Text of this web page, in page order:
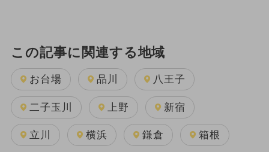
この記事に関連する地域
お台場 品川 八王子
二子玉川 上野 新宿
立川 横浜 鎌倉 箱根